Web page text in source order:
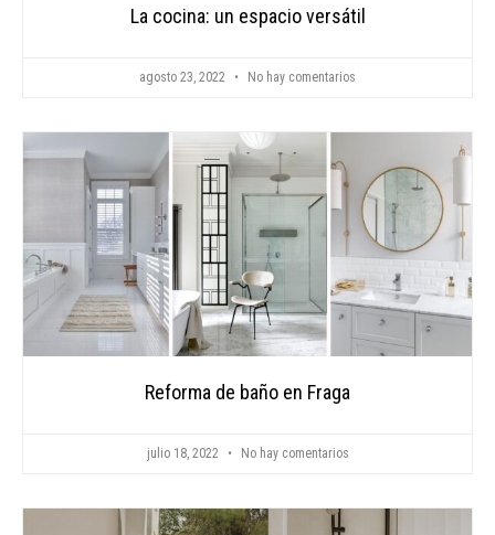
La cocina: un espacio versátil
agosto 23, 2022 No hay comentarios
Reforma de baño en Fraga
julio 18, 2022 No hay comentarios